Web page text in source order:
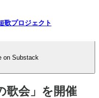
歌プロジェクト
on Substack
歌会」を開催